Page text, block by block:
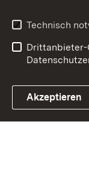
Technisch
Drittanbieter-
Akzeptieren